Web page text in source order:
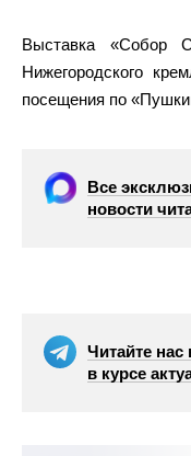
Выставка «Собор
Нижегородского
посещения по
Все
новости
Читайте
в курсе